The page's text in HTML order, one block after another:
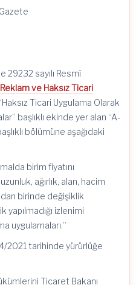
29232 sayılı Resmî
ve Haksız Ticari
Ticari Uygulama Olarak
başlıklı ekinde yer alan “A-
bölümüne aşağıdaki
birim fiyatını
ağırlık, alan, hacim
birinde değişiklik
yapılmadığı izlenimi
uygulamaları.”
2021 tarihinde yürürlüğe
Ticaret Bakanı